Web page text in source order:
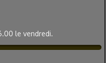
le vendredi.